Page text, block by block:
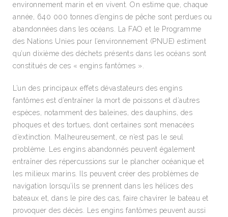
environnement marin et en vivent. On estime que, chaque
année, 640 000 tonnes d’engins de pêche sont perdues ou
abandonnées dans les océans. La FAO et le Programme
des Nations Unies pour l’environnement (PNUE) estiment
qu’un dixième des déchets présents dans les océans sont
constitués de ces « engins fantômes ».
L’un des principaux effets dévastateurs des engins
fantômes est d’entraîner la mort de poissons et d’autres
espèces, notamment des baleines, des dauphins, des
phoques et des tortues, dont certaines sont menacées
d’extinction. Malheureusement, ce n’est pas le seul
problème. Les engins abandonnés peuvent également
entraîner des répercussions sur le plancher océanique et
les milieux marins. Ils peuvent créer des problèmes de
navigation lorsqu’ils se prennent dans les hélices des
bateaux et, dans le pire des cas, faire chavirer le bateau et
provoquer des décès. Les engins fantômes peuvent aussi